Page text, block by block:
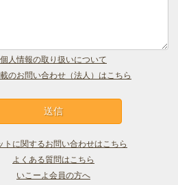
個人情報の取り扱いについて
のお問い合わせ（法人）はこちら
トに関するお問い合わせはこちら
よくある質問はこちら
いこーよ会員の方へ